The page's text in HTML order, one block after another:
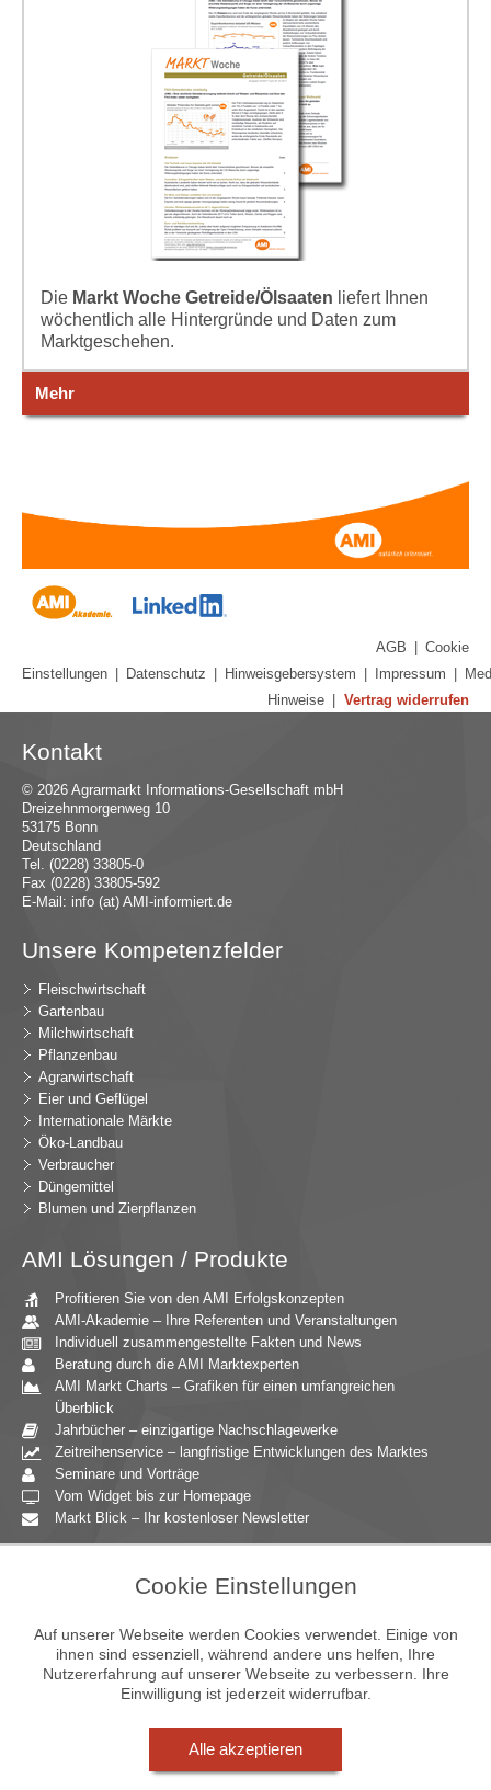
Die Markt Woche Getreide/Ölsaaten liefert Ihnen
wöchentlich alle Hintergründe und Daten zum
Marktgeschehen.
Mehr
AGB
Cookie
Einstellungen
Datenschutz Hinweisgebersystem Impressum
Hinweise
Vertrag widerrufen
Kontakt
© 2026 Agrarmarkt Informations-Gesellschaft mbH
Dreizehnmorgenweg 10
53175 Bonn
Deutschland
Tel. (0228) 33805-0
Fax (0228) 33805-592
E-Mail: info (at) AMI-informiert.de
Unsere Kompetenzfelder
Fleischwirtschaft
Gartenbau
Milchwirtschaft
Pflanzenbau
Agrarwirtschaft
Eier und Geflügel
Internationale Märkte
Öko-Landbau
Verbraucher
Düngemittel
Blumen und Zierpflanzen
AMI Lösungen / Produkte
Profitieren Sie von den AMI Erfolgskonzepten
AMI-Akademie – Ihre Referenten und Veranstaltungen
Individuell zusammengestellte Fakten und News
Beratung durch die AMI Marktexperten
AMI Markt Charts – Grafiken für einen umfangreichen
Überblick
Jahrbücher – einzigartige Nachschlagewerke
Zeitreihenservice – langfristige Entwicklungen des Marktes
Seminare und Vorträge
Vom Widget bis zur Homepage
Markt Blick – Ihr kostenloser Newsletter
Unternehmensberatung
Ernährungsgewerbe
Einzelhandel
Bildung & Wissenschaft
Cookie Einstellungen
Auf unserer Webseite werden Cookies verwendet. Einige von
ihnen sind essenziell, während andere uns helfen, Ihre
Nutzererfahrung auf unserer Webseite zu verbessern. Ihre
Einwilligung ist jederzeit widerrufbar.
Alle akzeptieren